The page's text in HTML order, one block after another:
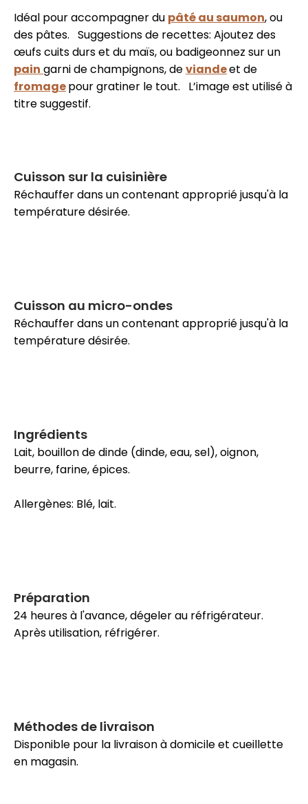
Idéal pour accompagner du pâté au saumon, ou
des pâtes. Suggestions de recettes: Ajoutez des
œufs cuits durs et du maïs, ou badigeonnez sur un
pain garni de champignons, deviandeet de
fromagepour gratiner le tout. L’image est utilisé à
titre suggestif.
Cuisson sur la cuisinière
Réchauffer dans un contenant approprié jusqu'à la
température désirée.
Cuisson au micro-ondes
Réchauffer dans un contenant approprié jusqu'à la
température désirée.
Ingrédients
Lait, bouillon de dinde (dinde, eau, sel), oignon,
beurre, farine, épices.
Allergènes: Blé, lait.
Préparation
24 heures à l'avance, dégeler au réfrigérateur.
Après utilisation, réfrigérer.
Méthodes de livraison
Disponible pour la livraison à domicile et cueillette
en magasin.